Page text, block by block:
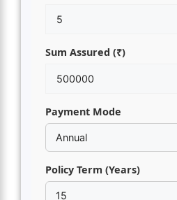
Sum Assured (₹)
Payment Mode
Policy Term (Years)